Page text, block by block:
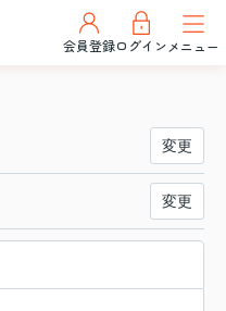
会員登録ログインメニュー
変更
変更